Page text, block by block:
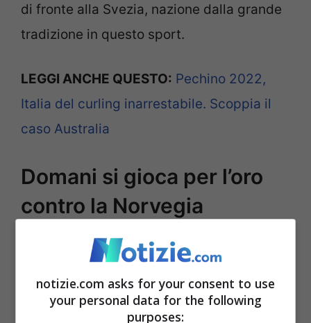
di fronte alla Svezia, nazione dalla grande
tradizione in questo sport.
LEGGI ANCHE QUESTO: Pechino 2022,
Italia del curling inarrestabile. Scoppia il
caso Australia
Domani si gioca per l’oro
contro la Norvegia
notizie.com asks for your consent to use
your personal data for the following
purposes: